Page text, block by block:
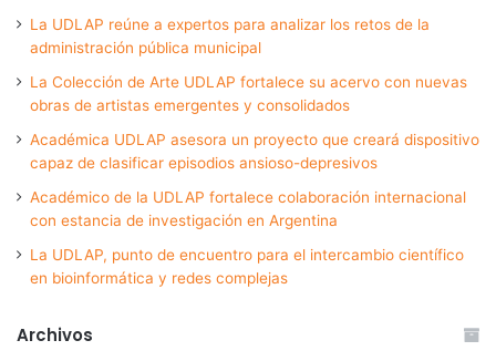
La UDLAP reúne a expertos para analizar los retos de la
administración pública municipal
La Colección de Arte UDLAP fortalece su acervo con nuevas
obras de artistas emergentes y consolidados
Académica UDLAP asesora un proyecto que creará dispositivo
capaz de clasificar episodios ansioso-depresivos
Académico de la UDLAP fortalece colaboración internacional
con estancia de investigación en Argentina
La UDLAP, punto de encuentro para el intercambio científico
en bioinformática y redes complejas
Archivos